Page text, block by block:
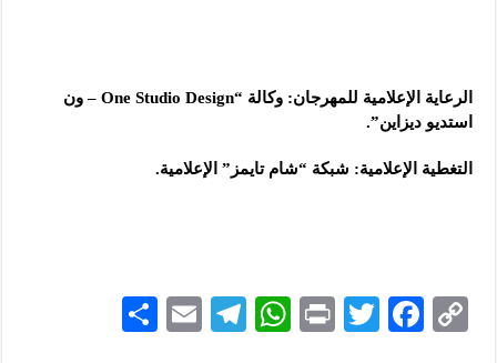
الرعاية الإعلامية للمهرجان: وكالة “One Studio Design – ون
استديو ديزاين”.
التغطية الإعلامية: شبكة “شام تايمز” الإعلامية.
C
F
T
P
W
Te
E